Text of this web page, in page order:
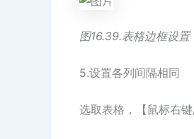
图16.39.表格边框设置
5.设置各列间隔相同
选取表格，【鼠标右键